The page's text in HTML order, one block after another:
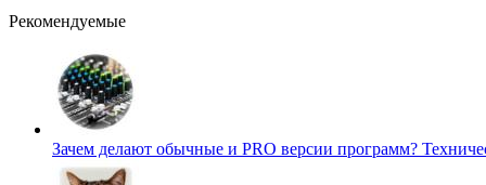
Рекомендуемые
Зачем делают обычные и PRO версии программ?